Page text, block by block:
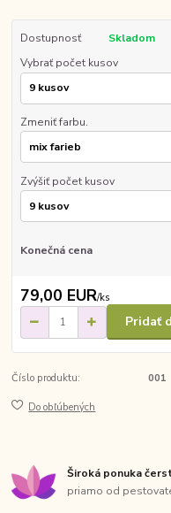
Dostupnosť
Skladom
Vybrať počet kusov
Zmeniť farbu.
Zvýšiť počet kusov
Konečná cena
79,00 EUR/ks
Pridať
Číslo produktu: 001
Do obľúbených
Široká ponuka
priamo od